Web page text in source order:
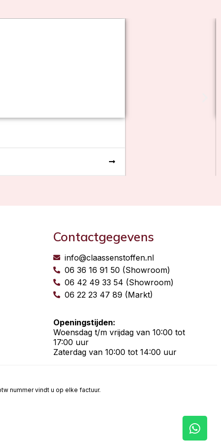
Contactgegevens
info@claassenstoffen.nl
06 36 16 91 50 (Showroom)
06 42 49 33 54 (Showroom)
06 22 23 47 89 (Markt)
Openingstijden:
Woensdag t/m vrijdag van 10:00 tot
17:00 uur
Zaterdag van 10:00 tot 14:00 uur
nummer vindt u op elke factuur.